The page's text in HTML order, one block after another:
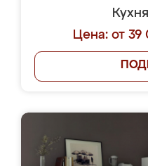
Цена: от 39